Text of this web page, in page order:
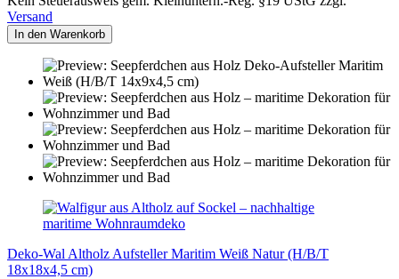
Versand
In den Warenkorb
Deko-Wal Altholz Aufsteller Maritim Weiß Natur (H/B/T
18x18x4,5 cm)